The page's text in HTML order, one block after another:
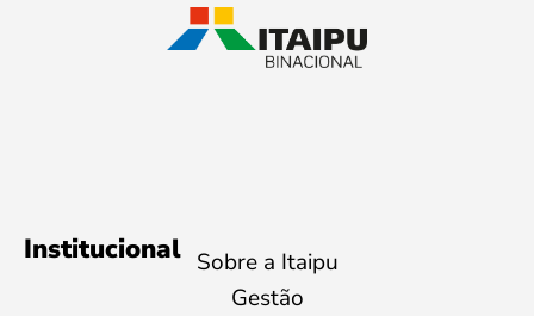
Institucional Sobre a Itaipu
Gestão